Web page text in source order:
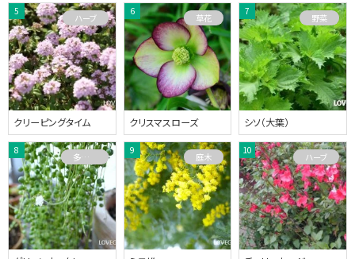
クリーピングタイム
ハーブ
クリスマスローズ
草花
シソ（大葉）
野菜
多肉植物 庭木 ハーブ